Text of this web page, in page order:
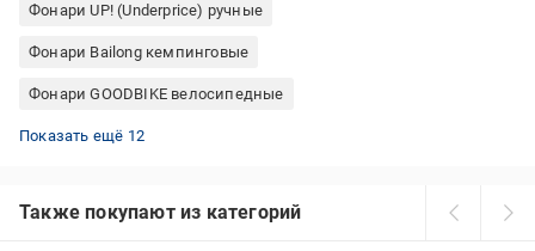
Фонари UP! (Underprice) ручные
Фонари Bailong кемпинговые
Фонари GOODBIKE велосипедные
Фонари Expert велосипедные
Фонари LED CONCEPT кемпинговые
Фонари Brennenstuhl ручные
Фонари строительные аккумуляторные
Фонари HOROZ ELECTRIC ручные
Мощные налобные фонари
Фонари Electraline ручные
Фонари Libox ручные
Фонари Energizer ручные
Фонари Ledvance ручные
Фонари Fenix ручные
Фонари Emos ручные
Показать ещё 12
Также покупают из категорий